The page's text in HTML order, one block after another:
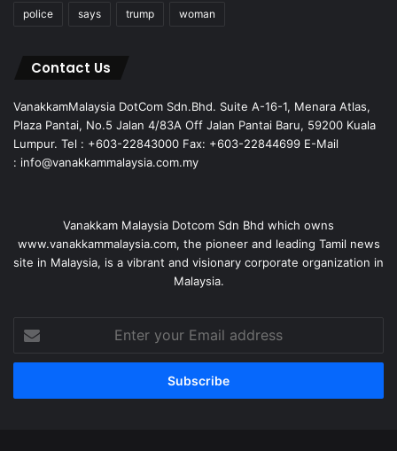
police says trump woman
Contact Us
VanakkamMalaysia DotCom Sdn.Bhd. Suite A-16-1, Menara Atlas,
Plaza Pantai, No.5 Jalan 4/83A Off Jalan Pantai Baru, 59200 Kuala
Lumpur. Tel : +603-22843000 Fax: +603-22844699 E-Mail
: info@vanakkammalaysia.com.my
Vanakkam Malaysia Dotcom Sdn Bhd which owns
www.vanakkammalaysia.com, the pioneer and leading Tamil news
site in Malaysia, is a vibrant and visionary corporate organization in
Malaysia.
your
Email